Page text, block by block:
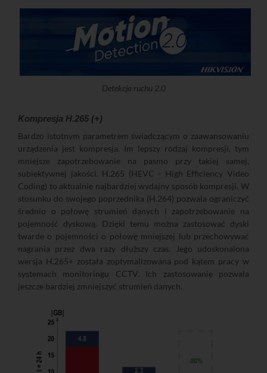
Detekcja ruchu 2.0
Kompresja H.265 (+)
Bardzo istotnym parametrem świadczącym o zaawansowaniu
urządzenia jest kompresja. Im lepszy rodzaj kompresji, tym
mniejsze zapotrzebowanie na pasmo przy takiej samej,
subiektywnej jakości. H.265 (HEVC - High Efficiency Video
Coding) to aktualnie najbardziej wydajny sposób kompresji. W
stosunku do swojego poprzednika (H.264) pozwala ograniczyć
średnio o połowę strumień danych i zapotrzebowanie na
pojemność dyskową. Dzięki temu można zastosować dyski
twarde o pojemności o połowę mniejszej lub przechowywać
nagrania przez dwa razy dłuższy czas. Jego udoskonalona
wersja H.265+ została zoptymalizowana pod kątem pracy w
systemach monitoringu CCTV. Ich zastosowanie pozwala
jeszcze bardziej zmniejszyć strumień danych.